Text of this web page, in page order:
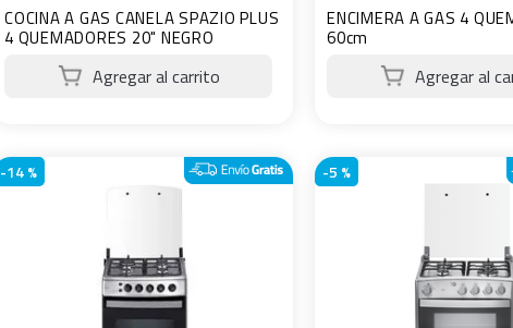
COCINA A GAS CANELA SPAZIO PLUS
4 QUEMADORES 20" NEGRO
ENCIMERA A GAS 4
60cm
-14 % -5 %